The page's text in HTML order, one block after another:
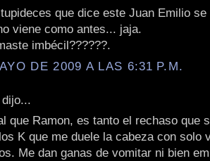
que dice este Juan Emilio se
viene como antes... jaja.
imbécil??????.
DE 2009 A LAS 6:31 P.M.
que Ramon, es tanto el rechaso que
K que me duele la cabeza con solo
Me dan ganas de vomitar ni bien